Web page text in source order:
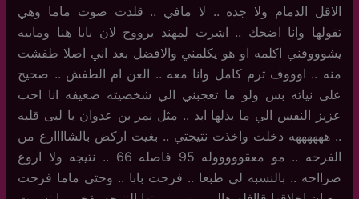
الاقل الدمام ولا جده .. لا مافي .. قلدت صوت ماما وهي
تقولها وانا اضحك .. اشرت لمهند يرووح لان بابا هنا ومابيه
يشوووفني اكلمه او هو يكلمني والافضل بعد اني اصلا طفشت
منه .. اوووف ترم كامل وانا معه .. العن ام الطفش .. صحيح
على نياته بس ولو ما تعجبني الي شخصيته ضعيفه انا احب
عزيز النفس الي ما يذلها ابد .. مثل نمر بن عدوان يا لبى قلبه
.. ههههههه دخلت واخذت نتيجتي .. بغيت اركض بالشاااارع من
الفرحه .. مو معقوووووله 95 فاصله 66 .. نتيجه ولا اروع
صرااحه .. بالنسبه لي طبعا .. فرحت بابا .. وحتى ماما فرحت